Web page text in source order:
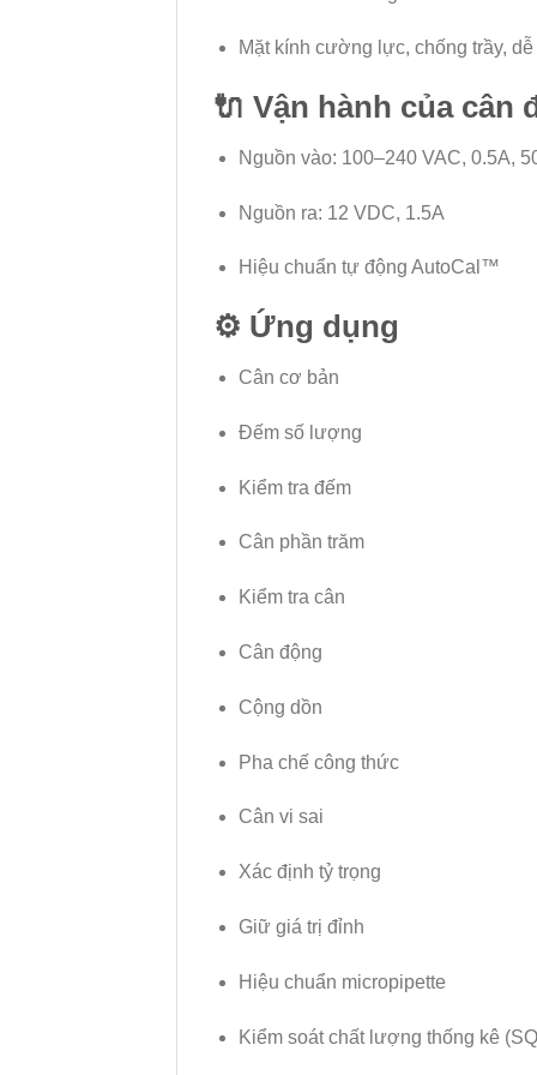
Mặt kính cường lực, chống trầy,
🔌 Vận hành của cân
Nguồn vào: 100–240 VAC, 0.5A,
Nguồn ra: 12 VDC, 1.5A
Hiệu chuẩn tự động AutoCal™
⚙️ Ứng dụng
Cân cơ bản
Đếm số lượng
Kiểm tra đếm
Cân phần trăm
Kiểm tra cân
Cân động
Cộng dồn
Pha chế công thức
Cân vi sai
Xác định tỷ trọng
Giữ giá trị đỉnh
Hiệu chuẩn micropipette
Kiểm soát chất lượng thống kê